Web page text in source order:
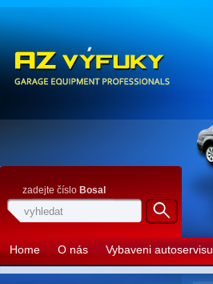
Home O nás Vybaveni autoservisu
zadejte číslo Bosal